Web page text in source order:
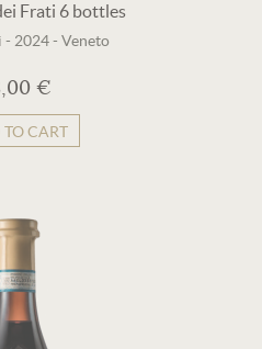
Frati 6 bottles
- 2024- Veneto
€
CART